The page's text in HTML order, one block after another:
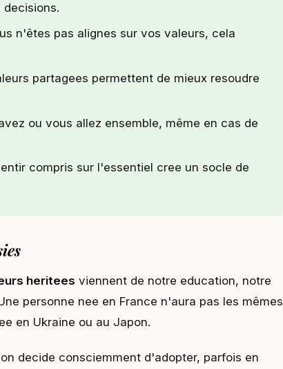
n'êtes pas alignes sur vos valeurs, cela
partagees permettent de mieux resoudre
ou vous allez ensemble, même en cas de
compris sur l'essentiel cree un socle de
heritees viennent de notre education, notre
personne nee en France n'aura pas les mêmes
en Ukraine ou au Japon.
decide consciemment d'adopter, parfois en